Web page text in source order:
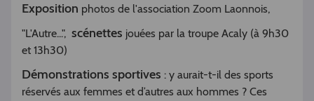
Exposition photos de l'association Zoom Laonnois,
"L'Autre...", scénettes jouées par la troupe Acaly (à 9h30
et 13h30)
Démonstrations sportives : y aurait-t-il des sports
réservés aux femmes et d’autres aux hommes ? Ces